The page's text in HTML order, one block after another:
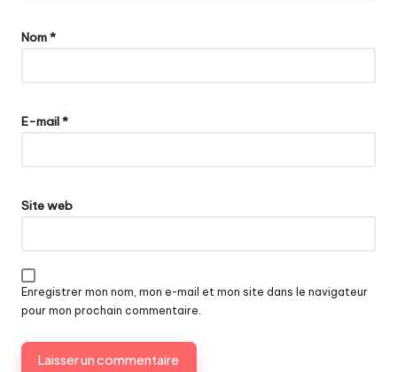
Nom*
E-mail*
Site web
Enregistrer mon nom, mon e-mail et mon site dans le navigateur
pour mon prochain commentaire.